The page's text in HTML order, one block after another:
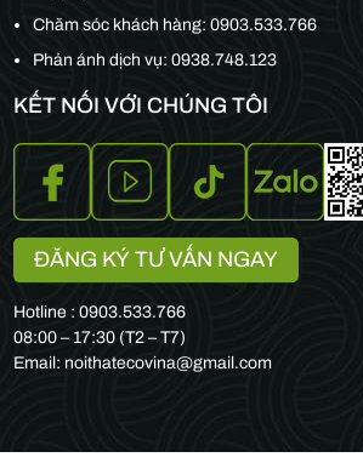
Chăm sóc khách hàng:0903.533.766
Phản ánh dịch vụ: 0938.748.123
KẾT NỐI VỚI CHÚNG TÔI
ĐĂNG KÝ TƯ VẤN NGAY
Hotline : 0903.533.766
08:00 – 17:30 (T2 – T7)
Email: noithatecovina@gmail.com